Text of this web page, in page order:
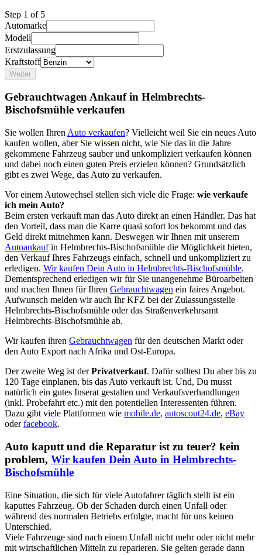
Step 1 of 5
Automarke
Modell
Erstzulassung
Kraftstoff
Weiter
Gebrauchtwagen Ankauf in Helmbrechts-
Bischofsmühle verkaufen
Sie wollen Ihren Auto verkaufen? Vielleicht weil Sie ein neues Auto
kaufen wollen, aber Sie wissen nicht, wie Sie das in die Jahre
gekommene Fahrzeug sauber und unkompliziert verkaufen können
und dabei noch einen guten Preis erzielen können? Grundsätzlich
gibt es zwei Wege, das Auto zu verkaufen.
Vor einem Autowechsel stellen sich viele die Frage: wie verkaufe
ich mein Auto?
Beim ersten verkauft man das Auto direkt an einen Händler. Das hat
den Vorteil, dass man die Karre quasi sofort los bekommt und das
Geld direkt mitnehmen kann. Deswegen wir Ihnen mit unserem
Autoankaufin Helmbrechts-Bischofsmühle die Möglichkeit bieten,
den Verkauf Ihres Fahrzeugs einfach, schnell und unkompliziert zu
erledigen. Wir kaufen Dein Auto in Helmbrechts-Bischofsmühle.
Dementsprechend erledigen wir für Sie unangenehme Büroarbeiten
und machen Ihnen für Ihren Gebrauchtwagen ein faires Angebot.
Aufwunsch melden wir auch Ihr KFZ bei der Zulassungsstelle
Helmbrechts-Bischofsmühle oder das Straßenverkehrsamt
Helmbrechts-Bischofsmühle ab.
Wir kaufen ihren Gebrauchtwagen für den deutschen Markt oder
den Auto Export nach Afrika und Ost-Europa.
Der zweite Weg ist derPrivatverkauf. Dafür solltest Du aber bis zu
120 Tage einplanen, bis das Auto verkauft ist. Und, Du musst
natürlich ein gutes Inserat gestalten und Verkaufsverhandlungen
(inkl. Probefahrt etc.) mit den potentiellen Interessenten führen.
Dazu gibt viele Plattformen wie mobile.de, autoscout24.de, eBay
oderfacebook.
Auto kaputt und die Reparatur ist zu teuer? kein
problem, Wir kaufen Dein Auto in Helmbrechts-
Bischofsmühle
Eine Situation, die sich für viele Autofahrer täglich stellt ist ein
kaputtes Fahrzeug. Ob der Schaden durch einen Unfall oder
während des normalen Betriebs erfolgte, macht für uns keinen
Unterschied.
Viele Fahrzeuge sind nach einem Unfall nicht mehr oder nicht mehr
mit wirtschaftlichen Mitteln zu reparieren. Sie gelten gerade dann